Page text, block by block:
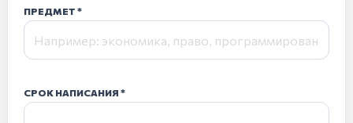
ПРЕДМЕТ
СРОК НАПИСАНИЯ